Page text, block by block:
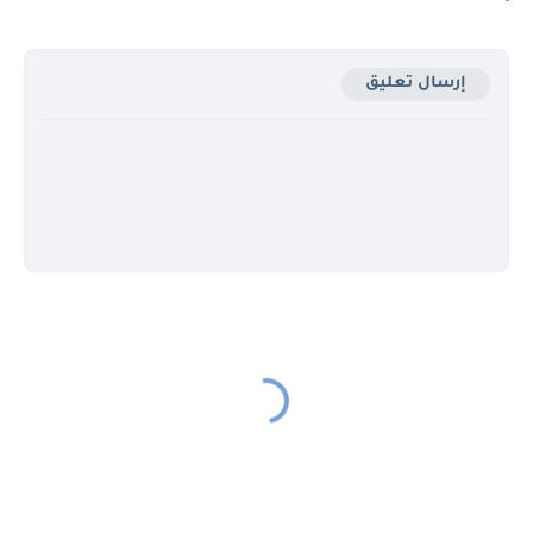
إرسال تعليق